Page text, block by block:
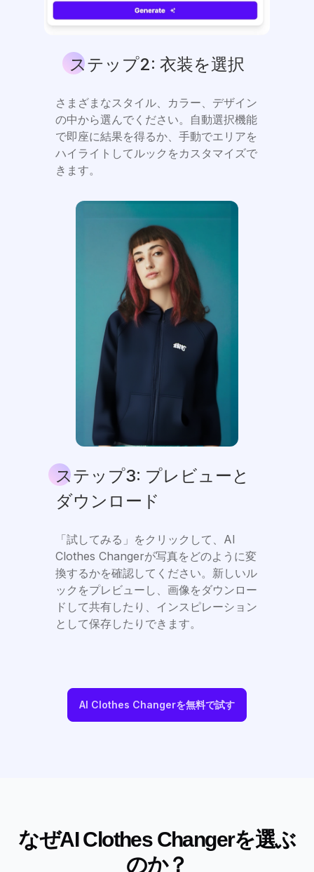
ステップ2: 衣装を選択
さまざまなスタイル、カラー、デザイン
の中から選んでください。自動選択機能
で即座に結果を得るか、手動でエリアを
ハイライトしてルックをカスタマイズで
きます。
ステップ3: プレビューと
ダウンロード
「試してみる」をクリックして、AI
Clothes Changerが写真をどのように変
換するかを確認してください。新しいル
ックをプレビューし、画像をダウンロー
ドして共有したり、インスピレーション
として保存したりできます。
AI Clothes Changerを無料で試す
なぜAI Clothes Changerを選ぶ
のか？